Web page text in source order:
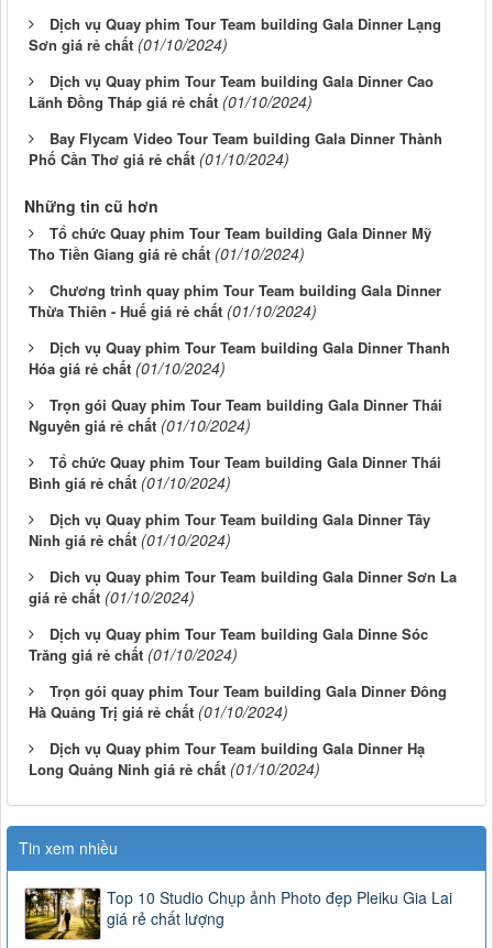
Dịch vụ Quay phim Tour Team building Gala Dinner Lạng
Sơn giá rẻ chất (01/10/2024)
Dịch vụ Quay phim Tour Team building Gala Dinner Cao
Lãnh Đồng Tháp giá rẻ chất (01/10/2024)
Bay Flycam Video Tour Team building Gala Dinner Thành
Phố Cần Thơ giá rẻ chất (01/10/2024)
Những tin cũ hơn
Tổ chức Quay phim Tour Team building Gala Dinner Mỹ
Tho Tiền Giang giá rẻ chất (01/10/2024)
Chương trình quay phim Tour Team building Gala Dinner
Thừa Thiên - Huế giá rẻ chất (01/10/2024)
Dịch vụ Quay phim Tour Team building Gala Dinner Thanh
Hóa giá rẻ chất (01/10/2024)
Trọn gói Quay phim Tour Team building Gala Dinner Thái
Nguyên giá rẻ chất (01/10/2024)
Tổ chức Quay phim Tour Team building Gala Dinner Thái
Bình giá rẻ chất (01/10/2024)
Dịch vụ Quay phim Tour Team building Gala Dinner Tây
Ninh giá rẻ chất (01/10/2024)
Dich vụ Quay phim Tour Team building Gala Dinner Sơn La
giá rẻ chất (01/10/2024)
Dịch vụ Quay phim Tour Team building Gala Dinne Sóc
Trăng giá rẻ chất (01/10/2024)
Trọn gói quay phim Tour Team building Gala Dinner Đông
Hà Quảng Trị giá rẻ chất (01/10/2024)
Dịch vụ Quay phim Tour Team building Gala Dinner Hạ
Long Quảng Ninh giá rẻ chất (01/10/2024)
Tin xem nhiều
Top 10 Studio Chụp ảnh Photo đẹp Pleiku Gia Lai
giá rẻ chất lượng